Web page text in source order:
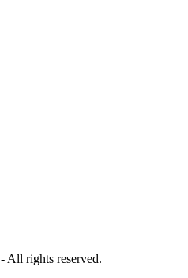
- All rights reserved.